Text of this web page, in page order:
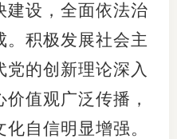
建设，全面依法治
。积极发展社会主
党的创新理论深入
值观广泛传播，
自信明显增强。